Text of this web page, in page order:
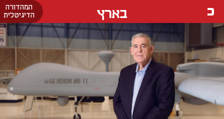
המהדורה
הדיגיטלית
בארץ